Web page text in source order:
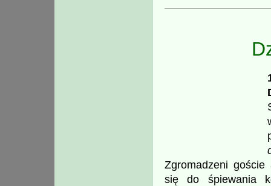
Zgromadzeni goście
się do śpiewania